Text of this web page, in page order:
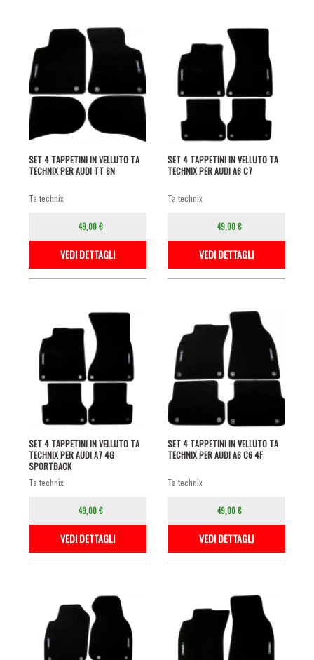
SET 4 TAPPETINI IN VELLUTO TA
TECHNIX PER AUDI TT 8N
ta technix
49,00 €
VEDI DETTAGLI
SET 4 TAPPETINI IN VELLUTO TA
TECHNIX PER AUDI A6 C7
ta technix
49,00 €
VEDI DETTAGLI
SET 4 TAPPETINI IN VELLUTO TA
TECHNIX PER AUDI A7 4G
SPORTBACK
ta technix
49,00 €
VEDI DETTAGLI
SET 4 TAPPETINI IN VELLUTO TA
TECHNIX PER AUDI A6 C6 4F
ta technix
49,00 €
VEDI DETTAGLI